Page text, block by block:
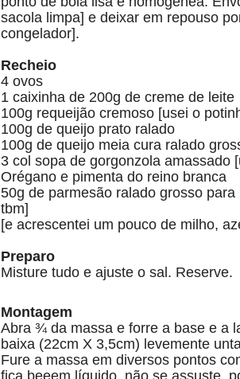
sacola limpa] e deixar em repouso
congelador].
Recheio
4 ovos
1 caixinha de 200g de creme de leite
100g requeijão cremoso [usei o
100g de queijo prato ralado
100g de queijo meia cura ralado
3 col sopa de gorgonzola amassado
Orégano e pimenta do reino branca
50g de parmesão ralado grosso
tbm]
[e acrescentei um pouco de milho,
Preparo
Misture tudo e ajuste o sal. Reserve.
Montagem
Abra ¾ da massa e forre a base e a
baixa (22cm X 3,5cm) levemente
Fure a massa em diversos pontos
fica beeem líquido, não se assuste,